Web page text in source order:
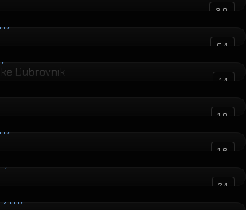
30
04
luke Dubrovnik
14
10
16
24
2017